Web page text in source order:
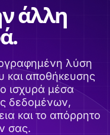
άλλη
λύση
και αποθήκευσης
ισχυρά μέσα
δεδομένων,
και το απόρρητο
σας.